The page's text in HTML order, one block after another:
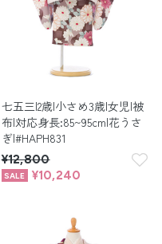
七五三|2歳|小さめ3歳|女児|被
布|対応身長:85~95cm|花うさ
ぎ|#HAPH831
¥12,800
¥10,240